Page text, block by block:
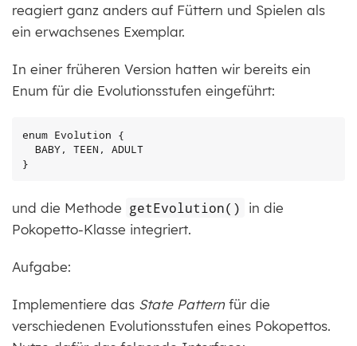
reagiert ganz anders auf Füttern und Spielen als
ein erwachsenes Exemplar.
In einer früheren Version hatten wir bereits ein
Enum für die Evolutionsstufen eingeführt:
enum Evolution {
}
und die Methode getEvolution()
in die
Pokopetto-Klasse integriert.
Aufgabe:
Implementiere das State Pattern für die
verschiedenen Evolutionsstufen eines Pokopettos.